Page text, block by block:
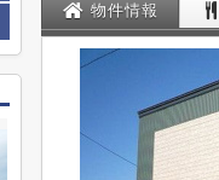
物件情報